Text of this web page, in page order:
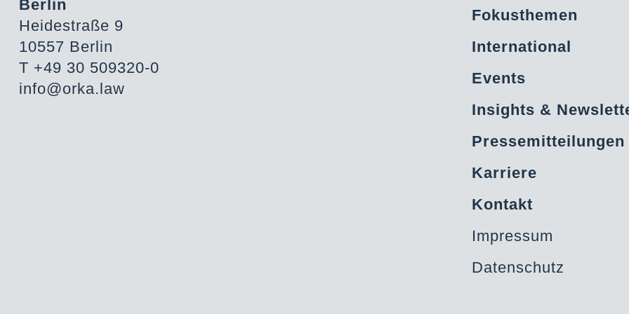
Berlin
Heidestraße 9
10557 Berlin
T +49 30 509320-0
info@orka.law
Fokusthemen
International
Events
Insights &
Pressemitteilungen
Karriere
Kontakt
Impressum
Datenschutz